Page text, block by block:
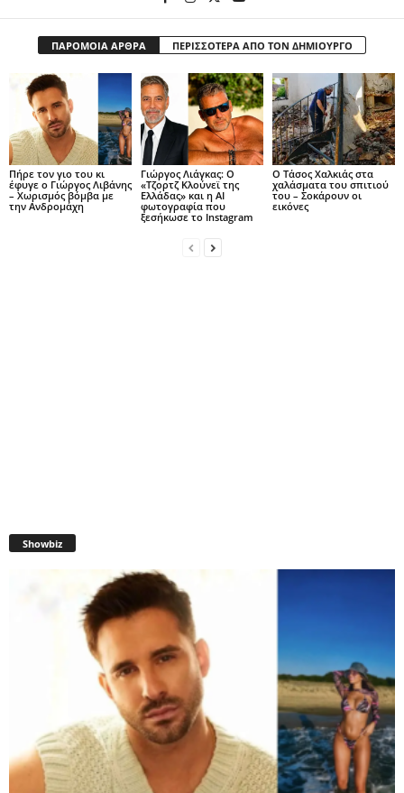
ΠΑΡΟΜΟΙΑ ΑΡΘΡΑ ΠΕΡΙΣΣΟΤΕΡΑ ΑΠΟ ΤΟΝ ΔΗΜΙΟΥΡΓΟ
Πήρε τον γιο του κι
έφυγε ο Γιώργος Λιβάνης
– Χωρισμός βόμβα με
την Ανδρομάχη
Γιώργος Λιάγκας: Ο
«Τζορτζ Κλούνεϊ της
Ελλάδας» και η AI
φωτογραφία που
ξεσήκωσε το Instagram
Ο Τάσος Χαλκιάς στα
χαλάσματα του σπιτιού
του – Σοκάρουν οι
εικόνες
Showbiz